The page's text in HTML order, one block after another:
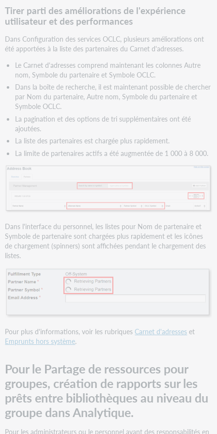
Tirer parti des améliorations de l'expérience
utilisateur et des performances
Dans Configuration des services OCLC, plusieurs améliorations ont
été apportées à la liste des partenaires du Carnet d'adresses.
Le Carnet d'adresses comprend maintenant les colonnes Autre
nom, Symbole du partenaire et Symbole OCLC.​
Dans la boîte de recherche, il est maintenant possible de chercher
par Nom du partenaire, Autre nom, Symbole du partenaire et
Symbole OCLC. ​
La pagination et des options de tri supplémentaires ont été
ajoutées.
La liste des partenaires est chargée plus rapidement.
La limite de partenaires actifs a été augmentée de 1 000 à 8 000.
Dans l'interface du personnel, les listes pour Nom de partenaire et
Symbole de partenaire sont chargées plus rapidement et les icônes
de chargement (spinners) sont affichées pendant le chargement des
listes.
Pour plus d'informations, voir les rubriques Carnet d'adresses et
Emprunts hors système.
Pour le Partage de ressources pour
groupes, création de rapports sur les
prêts entre bibliothèques au niveau du
groupe dans Analytique.
Pour les administrateurs ou le personnel ayant des responsabilités en